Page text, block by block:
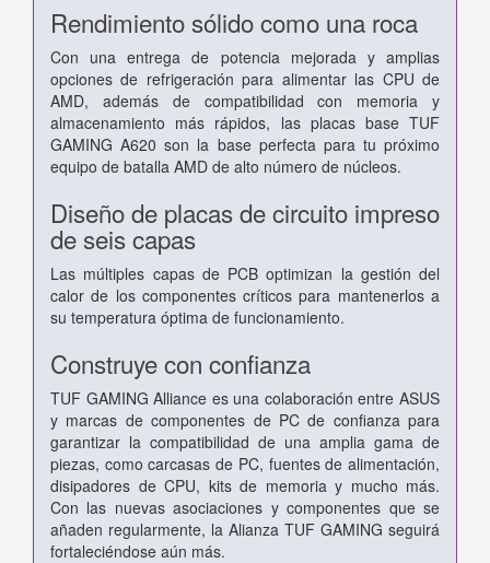
Rendimiento sólido como una roca
Con una entrega de potencia mejorada y amplias
opciones de refrigeración para alimentar las CPU de
AMD, además de compatibilidad con memoria y
almacenamiento más rápidos, las placas base TUF
GAMING A620 son la base perfecta para tu próximo
equipo de batalla AMD de alto número de núcleos.
Diseño de placas de circuito impreso
de seis capas
Las múltiples capas de PCB optimizan la gestión del
calor de los componentes críticos para mantenerlos a
su temperatura óptima de funcionamiento.
Construye con confianza
TUF GAMING Alliance es una colaboración entre ASUS
y marcas de componentes de PC de confianza para
garantizar la compatibilidad de una amplia gama de
piezas, como carcasas de PC, fuentes de alimentación,
disipadores de CPU, kits de memoria y mucho más.
Con las nuevas asociaciones y componentes que se
añaden regularmente, la Alianza TUF GAMING seguirá
fortaleciéndose aún más.